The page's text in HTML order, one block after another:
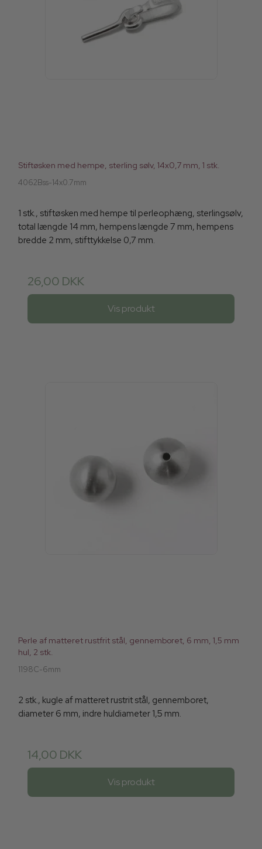
Stiftøsken med hempe, sterling sølv, 14x0,7 mm, 1 stk.
4062Bss-14x0.7mm
1 stk., stiftøsken med hempe til perleophæng, sterlingsølv,
total længde 14 mm, hempens længde 7 mm, hempens
bredde 2 mm, stifttykkelse 0,7 mm.
26,00 DKK
Vis produkt
Perle af matteret rustfrit stål, gennemboret, 6 mm, 1,5 mm
hul, 2 stk.
1198C-6mm
2 stk., kugle af matteret rustrit stål, gennemboret,
diameter 6 mm, indre huldiameter 1,5 mm.
14,00 DKK
Vis produkt